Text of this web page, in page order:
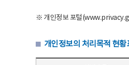
※ 개인정보 포털
개인정보의 처리목적 현황